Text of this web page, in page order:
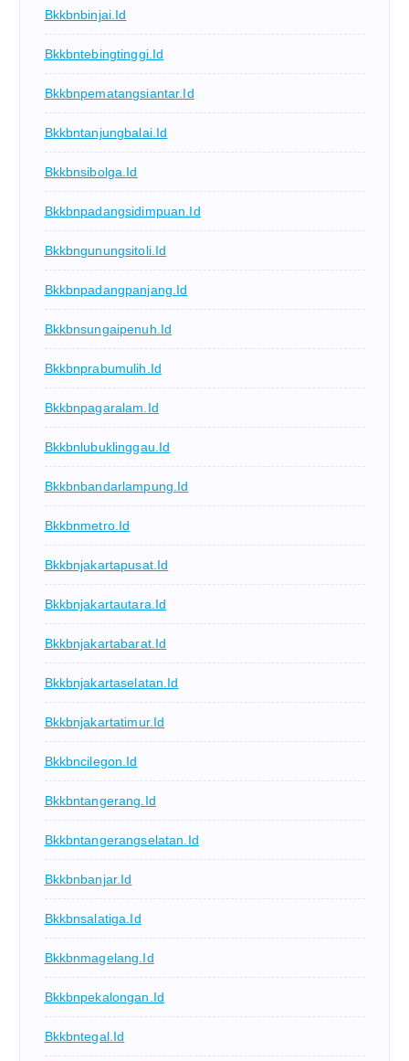
Bkkbnbinjai.id
Bkkbntebingtinggi.id
Bkkbnpematangsiantar.id
Bkkbntanjungbalai.id
Bkkbnsibolga.id
Bkkbnpadangsidimpuan.id
Bkkbngunungsitoli.id
Bkkbnpadangpanjang.id
Bkkbnsungaipenuh.id
Bkkbnprabumulih.id
Bkkbnpagaralam.id
Bkkbnlubuklinggau.id
Bkkbnbandarlampung.id
Bkkbnmetro.id
Bkkbnjakartapusat.id
Bkkbnjakartautara.id
Bkkbnjakartabarat.id
Bkkbnjakartaselatan.id
Bkkbnjakartatimur.id
Bkkbncilegon.id
Bkkbntangerang.id
Bkkbntangerangselatan.id
Bkkbnbanjar.id
Bkkbnsalatiga.id
Bkkbnmagelang.id
Bkkbnpekalongan.id
Bkkbntegal.id